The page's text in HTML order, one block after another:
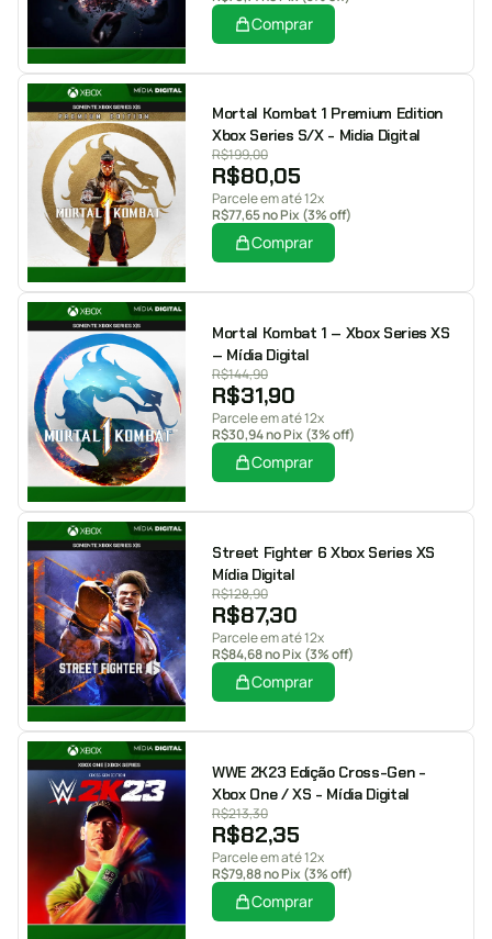
Comprar
Mortal Kombat 1 Premium Edition
Xbox Series S/X - Midia Digital
R$199,00
R$80,05
Parcele em até 12x
R$77,65no Pix (3% off)
Comprar
Mortal Kombat 1 – Xbox Series XS
– Mídia Digital
R$144,90
R$31,90
Parcele em até 12x
R$30,94no Pix (3% off)
Comprar
Street Fighter 6 Xbox Series XS
Mídia Digital
R$128,90
R$87,30
Parcele em até 12x
R$84,68no Pix (3% off)
Comprar
WWE 2K23 Edição Cross-Gen -
Xbox One / XS - Mídia Digital
R$213,30
R$82,35
Parcele em até 12x
R$79,88no Pix (3% off)
Comprar